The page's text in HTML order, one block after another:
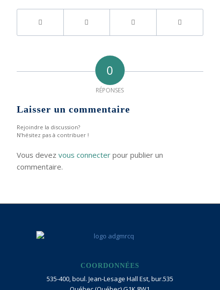
0
RÉPONSES
Laisser un commentaire
Rejoindre la discussion?
N’hésitez pas à contribuer !
Vous devez vous connecterpour publier un
commentaire.
COORDONNÉES
535-400, boul. Jean-Lesage Hall Est, bur.535